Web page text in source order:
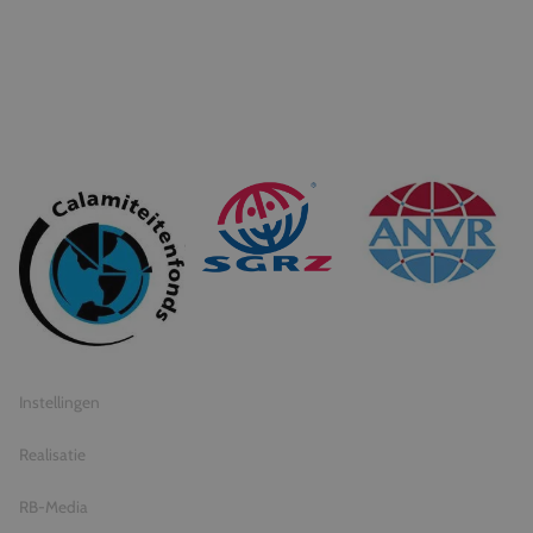
© 2026 Travel Inventive
Algemene voorwaarden
Privacy statement
Instellingen
Realisatie
RB-Media